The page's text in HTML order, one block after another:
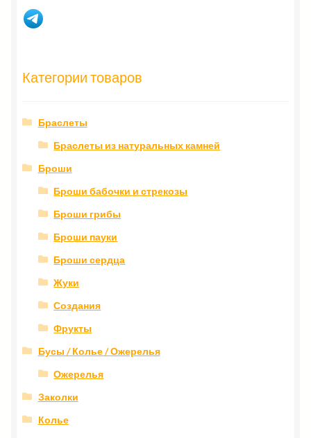
Категории товаров
Браслеты
Браслеты из натуральных камней
Броши
Броши бабочки и стрекозы
Броши грибы
Броши пауки
Броши сердца
Жуки
Создания
Фрукты
Бусы / Колье / Ожерелья
Ожерелья
Заколки
Колье